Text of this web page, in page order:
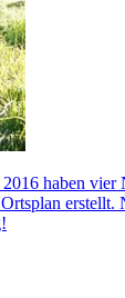
haben vier
erstellt.